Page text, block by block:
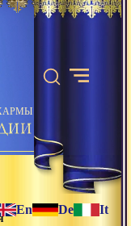
En De It